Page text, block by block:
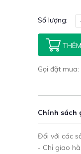
Số lượng:
Gọi đặt mua:
Chính sách
Đối với các
- Chỉ giao